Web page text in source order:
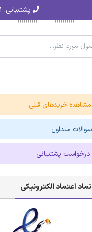
پشتیبانی:
مشاهده خریدهای قبلی
سوالات متداول
درخواست پشتیبانی
نماد اعتماد الکترونیکی